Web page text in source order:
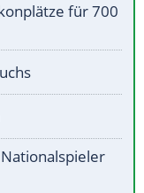
für 700